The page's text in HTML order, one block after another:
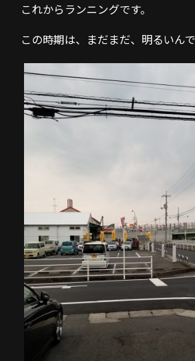
これからランニングです。
この時期は、まだまだ、明るいんで